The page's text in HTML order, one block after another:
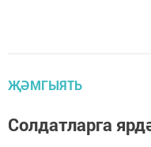
ҖӘМГЫЯТЬ
Солдатларга